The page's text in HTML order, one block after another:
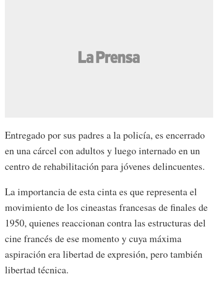
Entregado por sus padres a la policía, es encerrado
en una cárcel con adultos y luego internado en un
centro de rehabilitación para jóvenes delincuentes.
La importancia de esta cinta es que representa el
movimiento de los cineastas francesas de finales de
1950, quienes reaccionan contra las estructuras del
cine francés de ese momento y cuya máxima
aspiración era libertad de expresión, pero también
libertad técnica.